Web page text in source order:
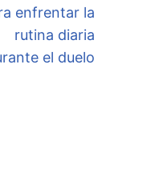
enfrentar la
rutina diaria
el duelo